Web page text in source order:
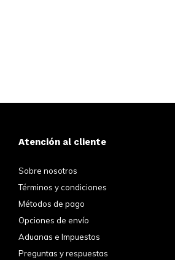
Atención al cliente
Sobre nosotros
Términos y condiciones
Métodos de pago
Opciones de envío
Aduanas e Impuestos
Preguntas y respuestas